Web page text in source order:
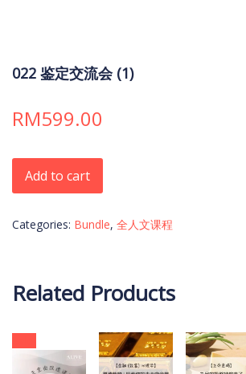
022 鉴定交流会 (1)
RM599.00
Add to cart
Categories: Bundle, 全人文课程
Related Products